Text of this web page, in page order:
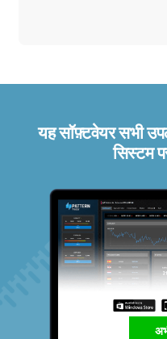
यह सॉफ़्टवेयर सभी
सिस्टम